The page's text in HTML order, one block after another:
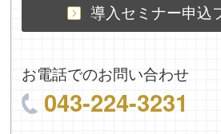
導入セミナー申込
お電話でのお問い合わせ
043-224-3231